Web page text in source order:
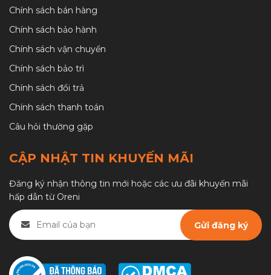
Chính sách bán hàng
Chính sách bảo hành
Chính sách vận chuyển
Chính sách bảo trì
Chính sách đổi trả
Chính sách thanh toán
Câu hỏi thường gặp
CẬP NHẬT TIN KHUYẾN MÃI
Đăng ký nhận thông tin mới hoặc các ưu đãi khuyến mãi
hấp dẫn từ Oreni